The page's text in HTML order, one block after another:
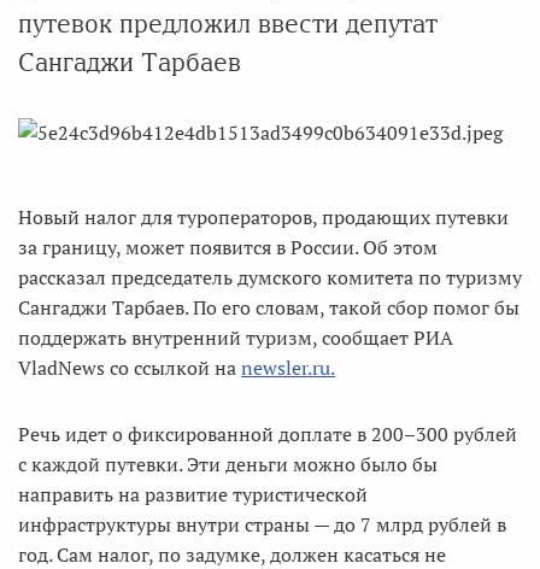
путевок предложил ввести депутат
Сангаджи Тарбаев
Новый налог для туроператоров, продающих путевки
за границу, может появится в России. Об этом
рассказал председатель думского комитета по туризму
Сангаджи Тарбаев. По его словам, такой сбор помог бы
поддержать внутренний туризм, сообщает РИА
VladNews со ссылкой наnewsler.ru.
Речь идет о фиксированной доплате в 200–300 рублей
с каждой путевки. Эти деньги можно было бы
направить на развитие туристической
инфраструктуры внутри страны — до 7 млрд рублей в
год. Сам налог, по задумке, должен касаться не